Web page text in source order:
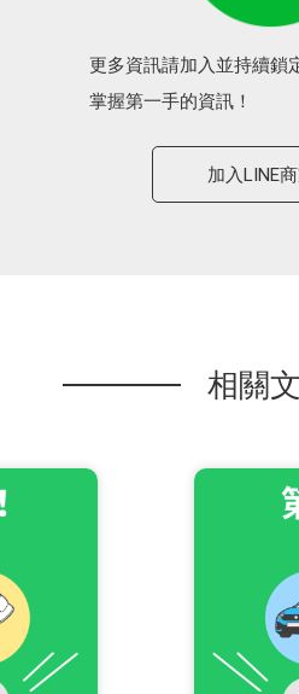
更多資訊請加入並持續鎖
掌握第一手的資訊！
加入LINE
相關